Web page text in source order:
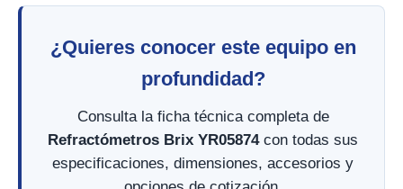
¿Quieres conocer este equipo en
profundidad?
Consulta la ficha técnica completa de
Refractómetros Brix YR05874con todas sus
especificaciones, dimensiones, accesorios y